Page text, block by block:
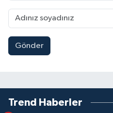
Gönder
Trend Haberler